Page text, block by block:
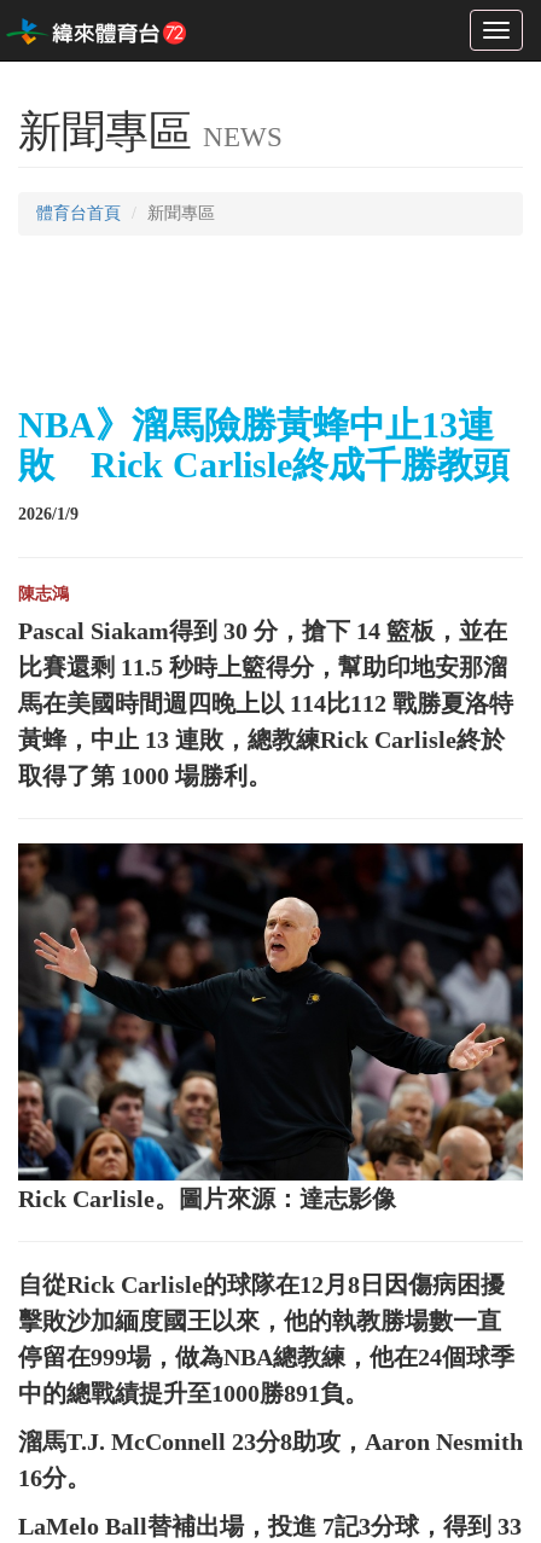
Toggle
新聞專區 NEWS
體育台首頁 新聞專區
NBA》溜馬險勝黃蜂中止13連
敗 Rick Carlisle終成千勝教頭
2026/1/9
陳志鴻
Pascal Siakam得到 30 分，搶下 14 籃板，並在
比賽還剩 11.5 秒時上籃得分，幫助印地安那溜
馬在美國時間週四晚上以 114比112 戰勝夏洛特
黃蜂，中止 13 連敗，總教練Rick Carlisle終於
取得了第 1000 場勝利。
Rick Carlisle。圖片來源：達志影像
自從Rick Carlisle的球隊在12月8日因傷病困擾
擊敗沙加緬度國王以來，他的執教勝場數一直
停留在999場，做為NBA總教練，他在24個球季
中的總戰績提升至1000勝891負。
溜馬T.J. McConnell 23分8助攻，Aaron Nesmith
16分。
LaMelo Ball替補出場，投進 7記3分球，得到 33